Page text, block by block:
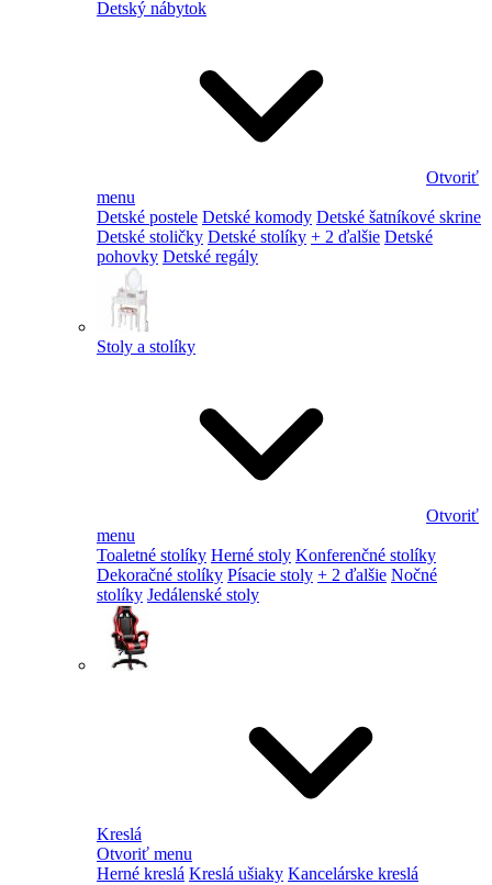
Detský nábytok
Otvoriť
menu
Detské postele Detské komody Detské šatníkové skrine
Detské stoličky Detské stolíky + 2 ďalšie Detské
pohovky Detské regály
Stoly a stolíky
Otvoriť
menu
Toaletné stolíky Herné stoly Konferenčné stolíky
Dekoračné stolíky Písacie stoly + 2 ďalšie Nočné
stolíky Jedálenské stoly
Kreslá
Otvoriť menu
Herné kreslá Kreslá ušiaky Kancelárske kreslá